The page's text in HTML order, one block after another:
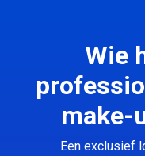
Wie
make-
Een exclusief